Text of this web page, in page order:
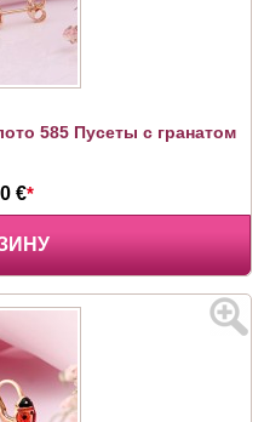
585 Пусеты с гранатом
€*